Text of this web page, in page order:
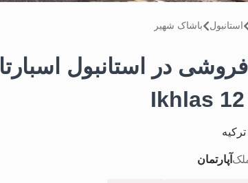
استانبول باشاک شهیر
فروشی در استانبول اسبارتا
آپارتمان